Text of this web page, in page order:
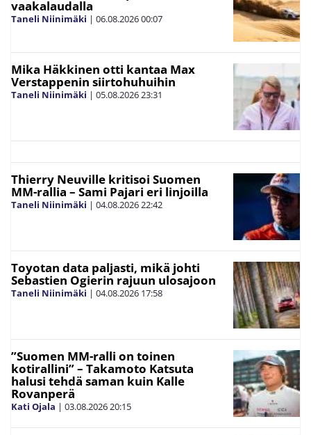
vaakalaudalla
Taneli Niinimäki | 06.08.202600:07
Mika Häkkinen otti kantaa Max
Verstappenin siirtohuhuihin
Taneli Niinimäki | 05.08.202623:31
Thierry Neuville kritisoi Suomen
MM-rallia – Sami Pajari eri linjoilla
Taneli Niinimäki | 04.08.202622:42
Toyotan data paljasti, mikä johti
Sebastien Ogierin rajuun ulosajoon
Taneli Niinimäki | 04.08.2026 17:58
”Suomen MM-ralli on toinen
kotirallini” – Takamoto Katsuta
halusi tehdä saman kuin Kalle
Rovanperä
Kati Ojala | 03.08.202620:15